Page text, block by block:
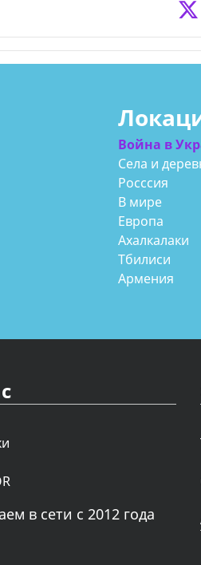
Война в
Села и
Росссия
В мире
Европа
Ахалкалаки
Тбилиси
Армения
в сети с 2012 года